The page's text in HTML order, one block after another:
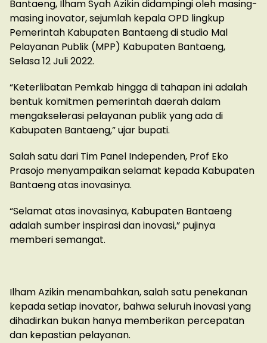
Bantaeng, Ilham Syah Azikin didampingi oleh masing-
masing inovator, sejumlah kepala OPD lingkup
Pemerintah Kabupaten Bantaeng di studio Mal
Pelayanan Publik (MPP) Kabupaten Bantaeng,
Selasa 12 Juli 2022.
“Keterlibatan Pemkab hingga di tahapan ini adalah
bentuk komitmen pemerintah daerah dalam
mengakselerasi pelayanan publik yang ada di
Kabupaten Bantaeng,” ujar bupati.
Salah satu dari Tim Panel Independen, Prof Eko
Prasojo menyampaikan selamat kepada Kabupaten
Bantaeng atas inovasinya.
“Selamat atas inovasinya, Kabupaten Bantaeng
adalah sumber inspirasi dan inovasi,” pujinya
memberi semangat.
Ilham Azikin menambahkan, salah satu penekanan
kepada setiap inovator, bahwa seluruh inovasi yang
dihadirkan bukan hanya memberikan percepatan
dan kepastian pelayanan.